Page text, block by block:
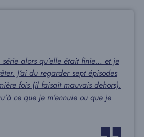
série alors qu’elle était finie… et je
J’ai du regarder sept épisodes
fois (il faisait mauvais dehors).
ce que je m’ennuie ou que je